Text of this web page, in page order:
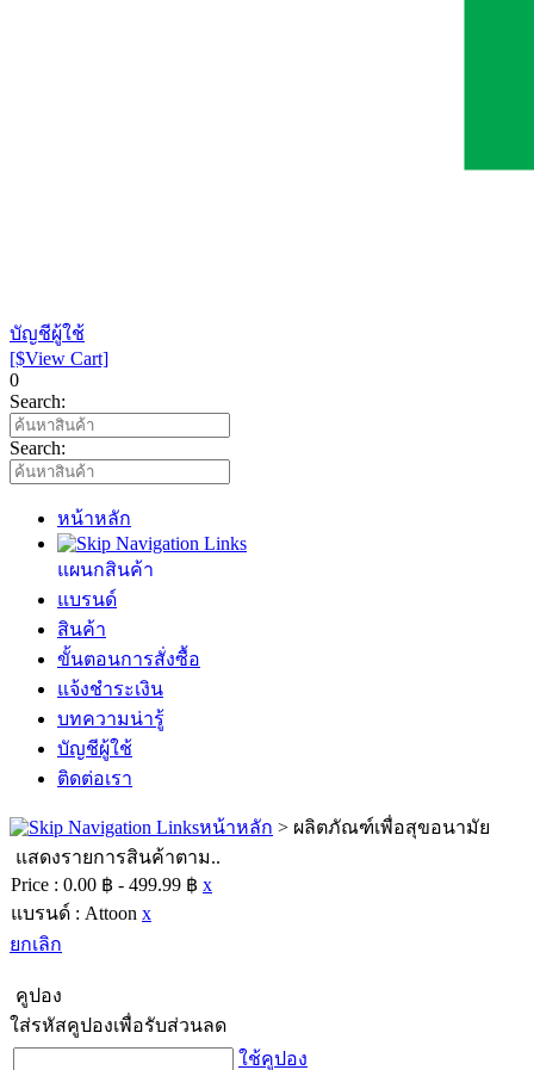
บัญชีผู้ใช้
[$View Cart]
0
Search:
Search:
หน้าหลัก
แผนกสินค้า
แบรนด์
สินค้า
ขั้นตอนการสั่งซื้อ
แจ้งชำระเงิน
บทความน่ารู้
บัญชีผู้ใช้
ติดต่อเรา
หน้าหลัก > ผลิตภัณฑ์เพื่อสุขอนามัย
แสดงรายการสินค้าตาม..
Price : 0.00 ฿ - 499.99 ฿ x
แบรนด์ : Attoon x
ยกเลิก
คูปอง
ใส่รหัสคูปองเพื่อรับส่วนลด
ใช้คูปอง